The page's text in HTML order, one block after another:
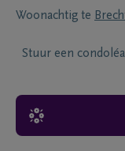
Woonachtig te
Stuur een